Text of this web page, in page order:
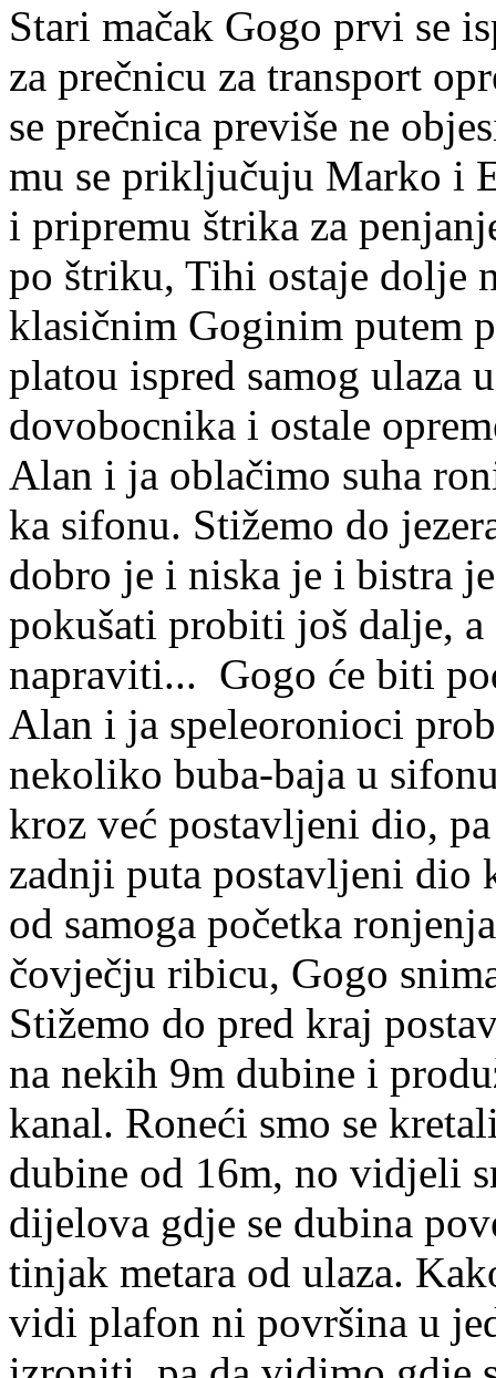
Stari mačak Gogo prvi se
za prečnicu za transport
se prečnica previše ne
mu se priključuju Marko i
i pripremu štrika za
po štriku, Tihi ostaje dolje
klasičnim Goginim putem
platou ispred samog ulaza
dovobocnika i ostale
Alan i ja oblačimo suha
ka sifonu. Stižemo do
dobro je i niska je i bistra
pokušati probiti još dalje,
napraviti... Gogo će biti
Alan i ja speleoronioci
nekoliko buba-baja u
kroz već postavljeni dio,
zadnji puta postavljeni dio
od samoga početka
čovječju ribicu, Gogo
Stižemo do pred kraj
na nekih 9m dubine i
kanal. Roneći smo se
dubine od 16m, no vidjeli
dijelova gdje se dubina
tinjak metara od ulaza.
vidi plafon ni površina u